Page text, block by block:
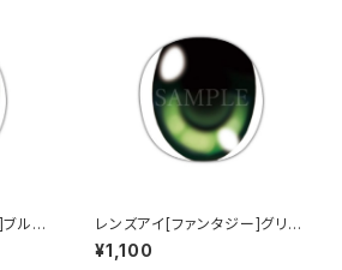
ルー
レンズアイ[ファンタジー]グリー
ン Lens eye [Fantasy] Gree
n
¥1,100